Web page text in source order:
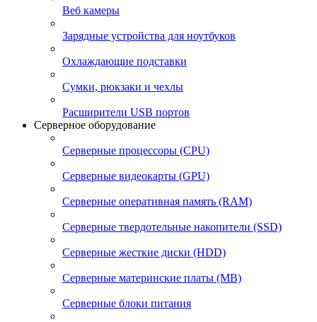
Веб камеры
Зарядные устройства для ноутбуков
Охлаждающие подставки
Сумки, рюкзаки и чехлы
Расширители USB портов
Серверное оборудование
Серверные процессоры (CPU)
Серверные видеокарты (GPU)
Серверные оперативная память (RAM)
Серверные твердотельные накопители (SSD)
Серверные жесткие диски (HDD)
Серверные материнские платы (MB)
Серверные блоки питания